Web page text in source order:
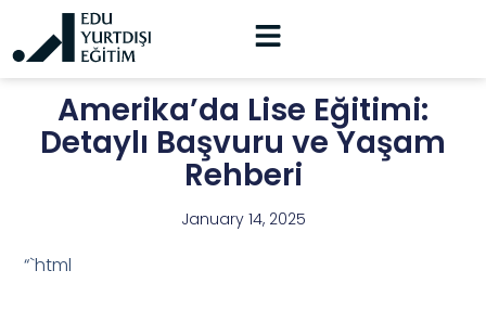
Amerika’da Lise Eğitimi:
Detaylı Başvuru ve Yaşam
Rehberi
January 14, 2025
“`html